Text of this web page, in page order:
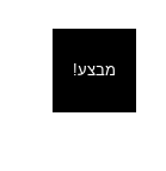
מבצע!